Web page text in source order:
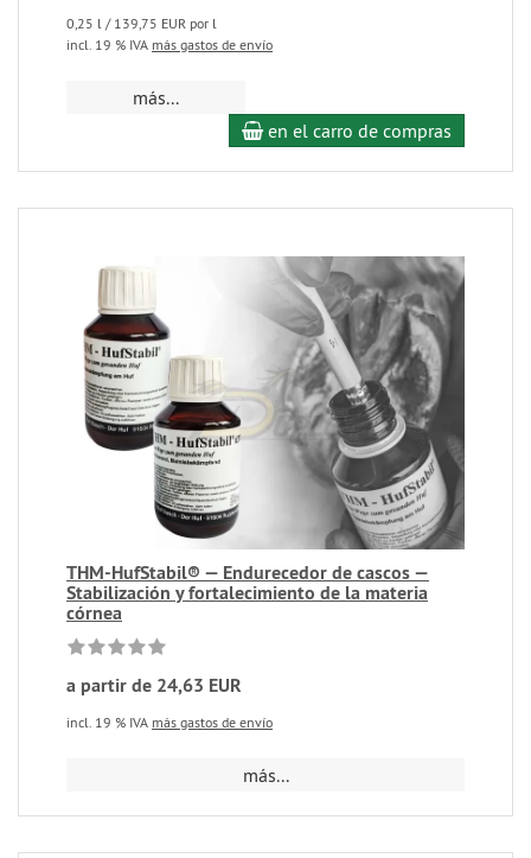
0,25 l / 139,75 EUR por l
incl. 19 % IVA más gastos de envío
más...
en el carro de compras
THM-HufStabil® — Endurecedor de cascos —
Stabilización y fortalecimiento de la materia
córnea
a partir de 24,63 EUR
incl. 19 % IVA más gastos de envío
más...